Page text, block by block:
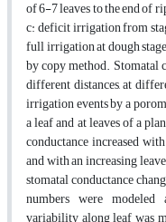
of 6-7 leaves to the end of
c: deficit irrigation from
full irrigation at dough
by copy method. Stomatal
different distances, at
irrigation events by a
a leaf and at leaves of a
conductance increased
and with an increasing
stomatal conductance
numbers were